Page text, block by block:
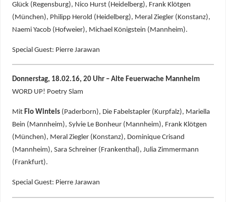
Glück (Regensburg), Nico Hurst (Heidelberg), Frank Klötgen
(München), Philipp Herold (Heidelberg), Meral Ziegler (Konstanz),
Naemi Yacob (Hofweier), Michael Königstein (Mannheim).
Special Guest: Pierre Jarawan
Donnerstag, 18.02.16, 20 Uhr – Alte Feuerwache Mannheim
WORD UP! Poetry Slam
Mit Flo Wintels(Paderborn), Die Fabelstapler (Kurpfalz), Mariella
Bein (Mannheim), Sylvie Le Bonheur (Mannheim), Frank Klötgen
(München), Meral Ziegler (Konstanz), Dominique Crisand
(Mannheim), Sara Schreiner (Frankenthal), Julia Zimmermann
(Frankfurt).
Special Guest: Pierre Jarawan